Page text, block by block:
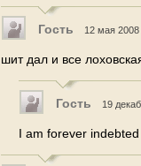
Гость 12 мая 2008
шит дал и все
Гость 19
I am forever